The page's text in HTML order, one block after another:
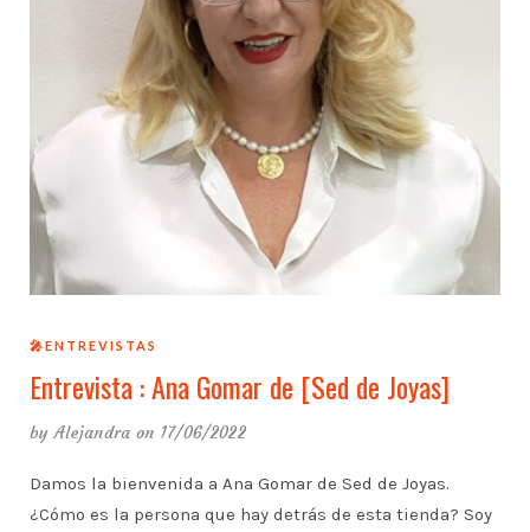
🎤ENTREVISTAS
Entrevista : Ana Gomar de [Sed de Joyas]
byAlejandra on 17/06/2022
Damos la bienvenida a Ana Gomar de Sed de Joyas.
¿Cómo es la persona que hay detrás de esta tienda? Soy